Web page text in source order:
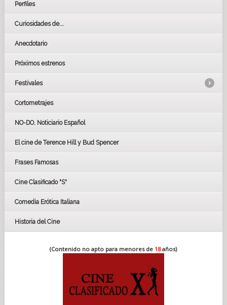
Perfiles
Curiosidades de...
Anecdotario
Próximos estrenos
Festivales
LOS OSCARS
GOYAS
BAFTA
Cortometrajes
NO-DO. Noticiario Español
El cine de Terence Hill y Bud Spencer
Frases Famosas
Cine Clasificado "S"
Comedia Erótica Italiana
Historia del Cine
(Contenido no apto para menores de 18años)